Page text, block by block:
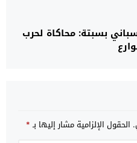
بسبتة: محاكاة لحرب
الحقول الإلزامية مشار إليها بـ*